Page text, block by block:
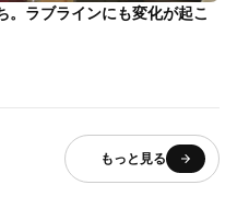
。ラブラインにも変化が起こ
もっと見る